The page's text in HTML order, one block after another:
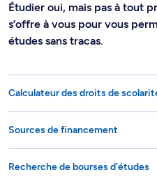
Étudier oui, mais pas à tout
s’offre à vous pour vous
études sans tracas.
Calculateur des droits de
Sources de financement
Recherche de bourses d'études